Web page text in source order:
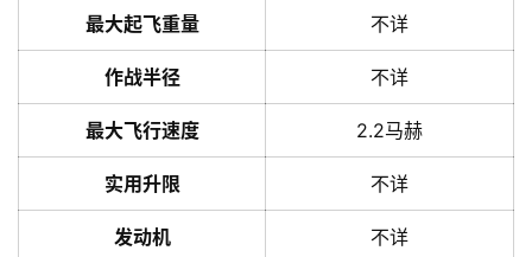
栏
最大起飞重量 不详
作战半径 不详
最大飞行速度 2.2马赫
实用升限 不详
发动机 不详